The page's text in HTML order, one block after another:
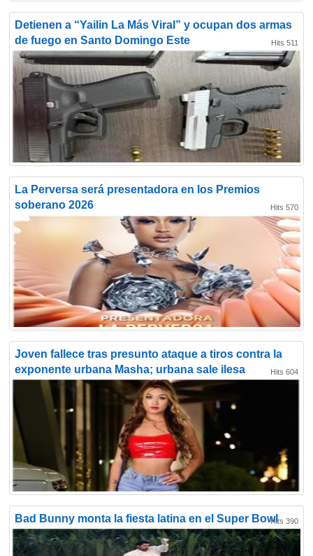
Detienen a “Yailin La Más Viral” y ocupan dos armas
de fuego en Santo Domingo Este
Hits 511
La Perversa será presentadora en los Premios
soberano 2026
Hits 570
Joven fallece tras presunto ataque a tiros contra la
exponente urbana Masha; urbana sale ilesa
Hits 604
Bad Bunny monta la fiesta latina en el Super BowlHits 390